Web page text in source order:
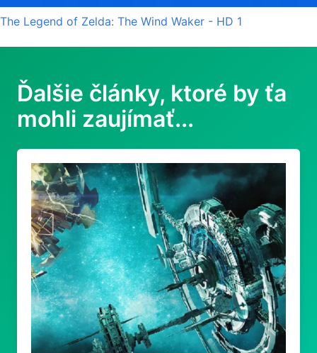
The Legend of Zelda: The Wind Waker - HD 1
Ďalšie články, ktoré by ťa
mohli zaujímať...